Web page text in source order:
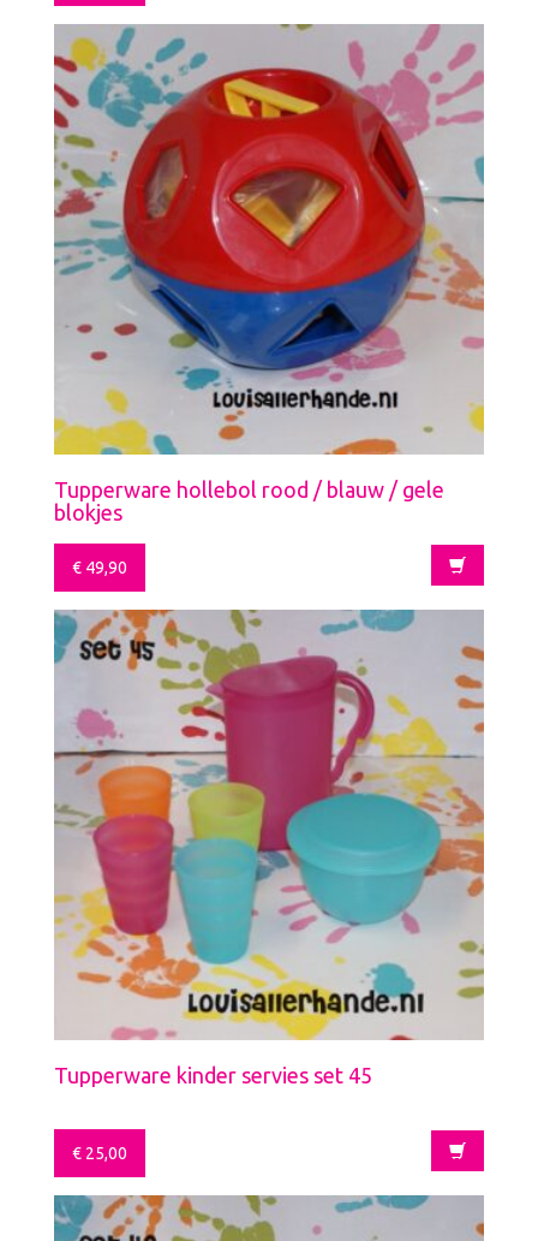
Tupperware hollebol rood / blauw / gele
blokjes
€ 49,90
Tupperware kinder servies set 45
€ 25,00